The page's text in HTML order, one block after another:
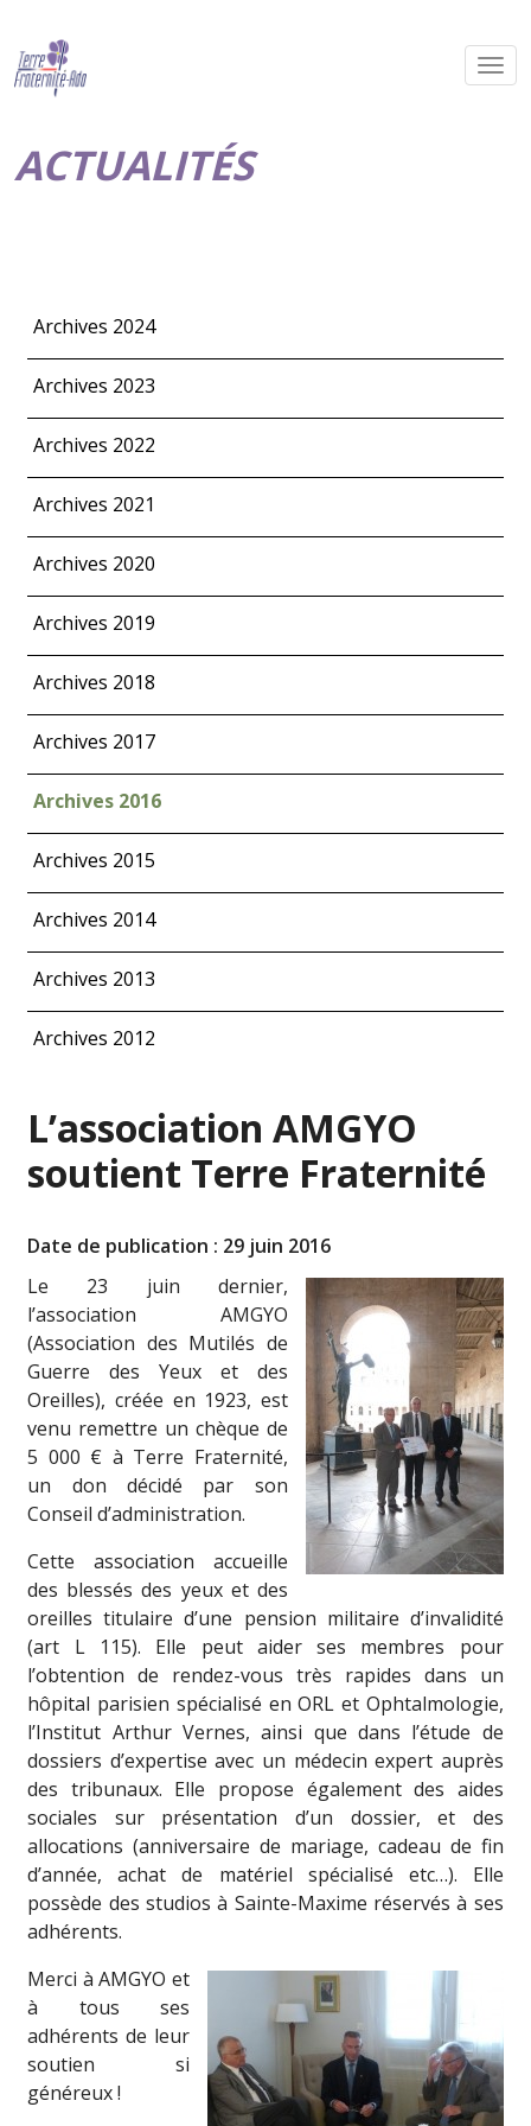
ACTUALITÉS
Archives 2024
Archives 2023
Archives 2022
Archives 2021
Archives 2020
Archives 2019
Archives 2018
Archives 2017
Archives 2016
Archives 2015
Archives 2014
Archives 2013
Archives 2012
L’association AMGYO
soutient Terre Fraternité
Date de publication : 29 juin 2016
Le 23 juin dernier,
l’association AMGYO
(Association des Mutilés de
Guerre des Yeux et des
Oreilles), créée en 1923, est
venu remettre un chèque de
5 000 € à Terre Fraternité,
un don décidé par son
Conseil d’administration.
Cette association accueille
des blessés des yeux et des
oreilles titulaire d’une pension militaire d’invalidité
(art L 115). Elle peut aider ses membres pour
l’obtention de rendez-vous très rapides dans un
hôpital parisien spécialisé en ORL et Ophtalmologie,
l’Institut Arthur Vernes, ainsi que dans l’étude de
dossiers d’expertise avec un médecin expert auprès
des tribunaux. Elle propose également des aides
sociales sur présentation d’un dossier, et des
allocations (anniversaire de mariage, cadeau de fin
d’année, achat de matériel spécialisé etc…). Elle
possède des studios à Sainte-Maxime réservés à ses
adhérents.
Merci à AMGYO et
à tous ses
adhérents de leur
soutien si
généreux !